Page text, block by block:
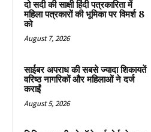
दो सदी की साक्षी हिंदी पत्रकारिता में
महिला पत्रकारों की भूमिका पर विमर्श 8
को
August 7, 2026
साईबर अपराध की सबसे ज्यादा शिकायतें
वरिष्ठ नागरिकों और महिलाओं ने दर्ज
कराईं
August 5, 2026